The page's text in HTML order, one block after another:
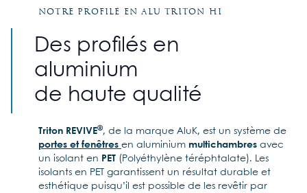
Notre profilé en alu Triton HI
Des profilés en
aluminium
de haute qualité
Triton REVIVE®, de la marque AluK, est un système de
portes et fenêtres en aluminium multichambres avec
un isolant en PET (Polyéthylène téréphtalate). Les
isolants en PET garantissent un résultat durable et
esthétique puisqu’il est possible de les revêtir par